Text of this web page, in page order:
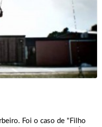
Foi o caso de "Filho